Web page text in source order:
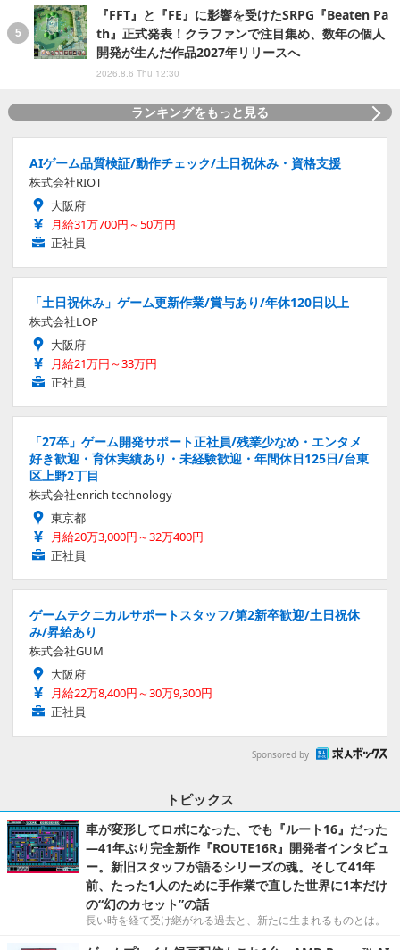
『FFT』と『FE』に影響を受けたSRPG『Beaten Pa
th』正式発表！クラファンで注目集め、数年の個人
開発が生んだ作品2027年リリースへ
2026.8.6 Thu 12:30
ランキングをもっと見る
AIゲーム品質検証/動作チェック/土日祝休み・資格支援
株式会社RIOT
大阪府
月給31万700円～50万円
正社員
「土日祝休み」ゲーム更新作業/賞与あり/年休120日以上
株式会社LOP
大阪府
月給21万円～33万円
正社員
「27卒」ゲーム開発サポート正社員/残業少なめ・エンタメ
好き歓迎・育休実績あり・未経験歓迎・年間休日125日/台東
区上野2丁目
株式会社enrich technology
東京都
月給20万3,000円～32万400円
正社員
ゲームテクニカルサポートスタッフ/第2新卒歓迎/土日祝休
み/昇給あり
株式会社GUM
大阪府
月給22万8,400円～30万9,300円
正社員
Sponsored by
トピックス
車が変形してロボになった、でも『ルート16』だった
―41年ぶり完全新作『ROUTE16R』開発者インタビュ
ー。新旧スタッフが語るシリーズの魂。そして41年
前、たった1人のために手作業で直した世界に1本だけ
の“幻のカセット”の話
長い時を経て受け継がれる過去と、新たに生まれるものとは。